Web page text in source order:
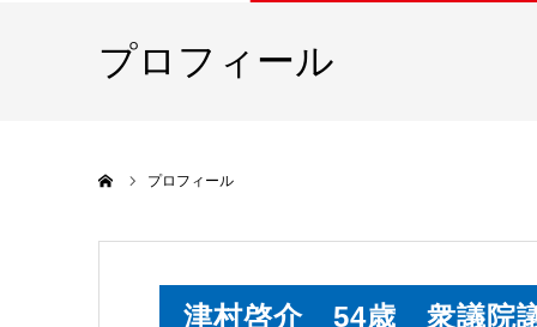
プロフィール
プロフィール
津村啓介 54歳 衆議院